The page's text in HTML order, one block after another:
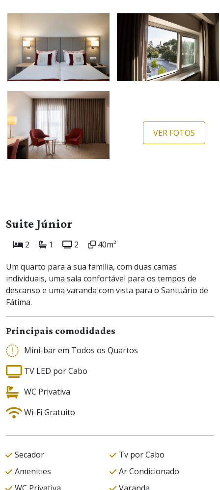
VER FOTOS
Suite Júnior
2 1 2 40m²
Um quarto para a sua família, com duas camas
individuais, uma sala confortável para os tempos de
descanso e uma varanda com vista para o Santuário de
Fátima.
Principais comodidades
Mini-bar em Todos os Quartos
TV LED por Cabo
WC Privativa
Wi-Fi Gratuito
Secador
Tv por Cabo
Amenities
Ar Condicionado